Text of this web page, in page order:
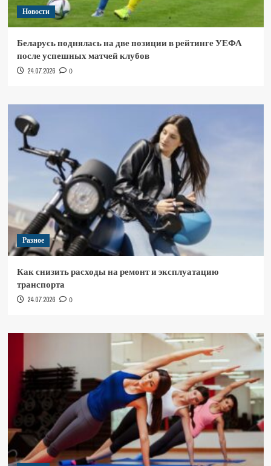
Новости
Беларусь поднялась на две позиции в рейтинге УЕФА
после успешных матчей клубов
24.07.2026 0
Разное
Как снизить расходы на ремонт и эксплуатацию
транспорта
24.07.2026 0